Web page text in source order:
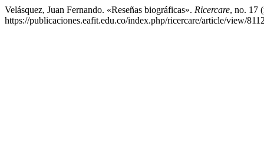
Velásquez, Juan Fernando. «Reseñas biográficas». Ricercare, no. 17
https://publicaciones.eafit.edu.co/index.php/ricercare/article/view/